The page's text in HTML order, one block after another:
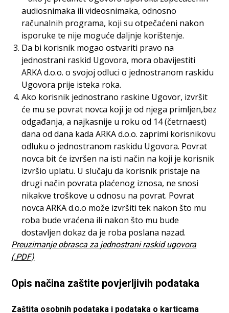
audiosnimaka ili videosnimaka, odnosno
računalnih programa, koji su otpečaćeni nakon
isporuke te nije moguće daljnje korištenje.
Da bi korisnik mogao ostvariti pravo na
jednostrani raskid Ugovora, mora obavijestiti
ARKA d.o.o. o svojoj odluci o jednostranom raskidu
Ugovora prije isteka roka.
Ako korisnik jednostrano raskine Ugovor, izvršit
će mu se povrat novca koji je od njega primljen,bez
odgađanja, a najkasnije u roku od 14 (četrnaest)
dana od dana kada ARKA d.o.o. zaprimi korisnikovu
odluku o jednostranom raskidu Ugovora. Povrat
novca bit će izvršen na isti način na koji je korisnik
izvršio uplatu. U slučaju da korisnik pristaje na
drugi način povrata plaćenog iznosa, ne snosi
nikakve troškove u odnosu na povrat. Povrat
novca ARKA d.o.o može izvršiti tek nakon što mu
roba bude vraćena ili nakon što mu bude
dostavljen dokaz da je roba poslana nazad.
Preuzimanje obrasca za jednostrani raskid ugovora
(.PDF)
Opis načina zaštite povjerljivih podataka
Zaštita osobnih podataka i podataka o karticama